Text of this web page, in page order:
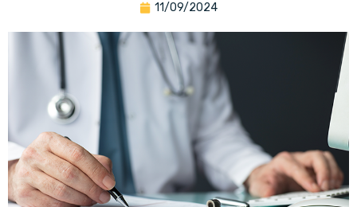
11/09/2024